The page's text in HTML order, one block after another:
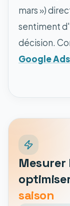
mars »)
sentiment
décision.
Google
saison